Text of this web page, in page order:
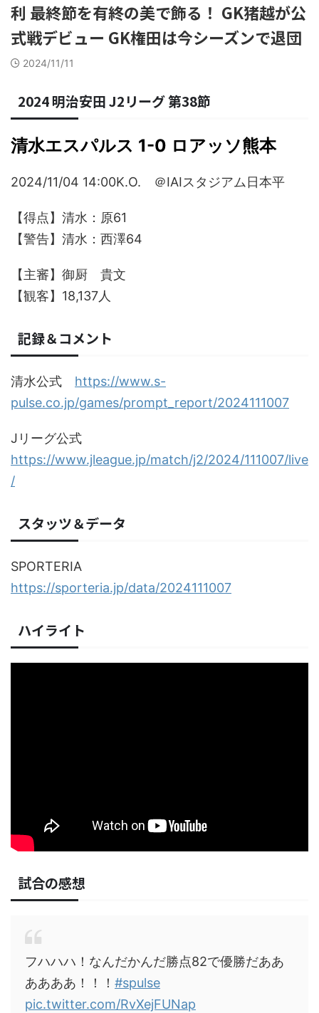
利 最終節を有終の美で飾る！ GK猪越が公
式戦デビュー GK権田は今シーズンで退団
2024/11/11
2024 明治安田 J2リーグ 第38節
清水エスパルス 1-0 ロアッソ熊本
2024/11/04 14:00K.O. ＠IAIスタジアム日本平
【得点】清水：原61
【警告】清水：西澤64
【主審】御厨 貴文
【観客】18,137人
記録＆コメント
清水公式 https://www.s-
pulse.co.jp/games/prompt_report/2024111007
Jリーグ公式
https://www.jleague.jp/match/j2/2024/111007/live
/
スタッツ＆データ
SPORTERIA
https://sporteria.jp/data/2024111007
ハイライト
試合の感想
フハハハ！なんだかんだ勝点82で優勝だああ
ああああ！！！ #spulse
pic.twitter.com/RvXejFUNap